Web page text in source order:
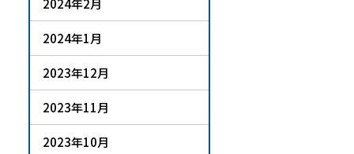
2024年1月
2023年12月
2023年11月
2023年10月